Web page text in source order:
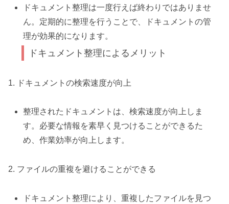
ドキュメント整理は一度行えば終わりではありませ
ん。定期的に整理を行うことで、ドキュメントの管
理が効果的になります。
ドキュメント整理によるメリット
1. ドキュメントの検索速度が向上
整理されたドキュメントは、検索速度が向上しま
す。必要な情報を素早く見つけることができるた
め、作業効率が向上します。
2. ファイルの重複を避けることができる
ドキュメント整理により、重複したファイルを見つ